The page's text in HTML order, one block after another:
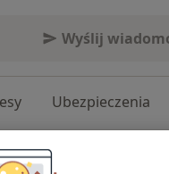
Wyślij
Ubezpieczenia